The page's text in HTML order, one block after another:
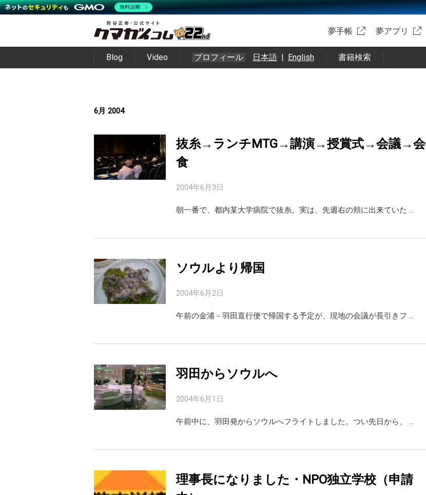
夢手帳 夢アプリ
Blog Video プロフィール 日本語 | English 書籍検索
6月 2004
抜糸→ランチMTG→講演→授賞式→会議→会
食
2004年6月3日
朝一番で、都内某大学病院で抜糸。実は、先週右の頬に出来ていた …
ソウルより帰国
2004年6月2日
午前の金浦－羽田直行便で帰国する予定が、現地の会議が長引きフ …
羽田からソウルへ
2004年6月1日
午前中に、羽田発からソウルへフライトしました。つい先日から、 …
理事長になりました・NPO独立学校（申請
無料診断